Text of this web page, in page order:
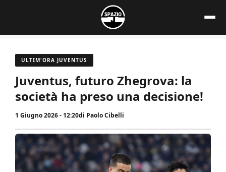
contenuto
ULTIM'ORA JUVENTUS
Juventus, futuro Zhegrova: la
società ha preso una decisione!
1 Giugno 2026 - 12:20di Paolo Cibelli